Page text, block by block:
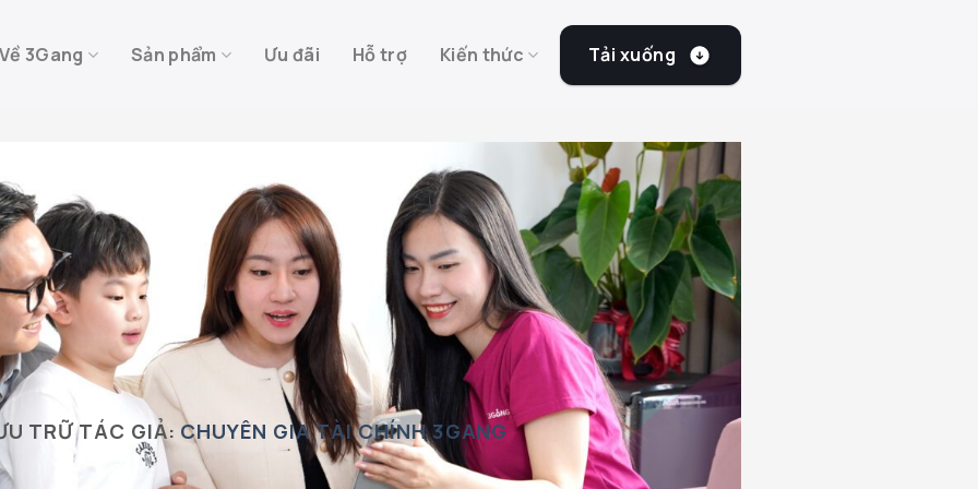
Về 3Gang Sản phẩm Ưu đãi Hỗ trợ Kiến thức Tải xuống
TRỮ TÁC GIẢ: CHUYÊN GIA TÀI CHÍNH 3GANG